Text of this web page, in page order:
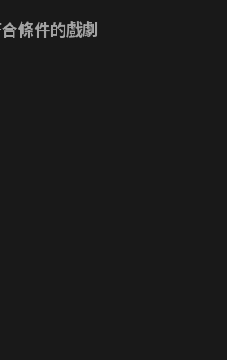
條件的戲劇